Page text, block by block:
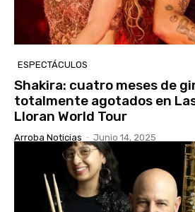
ESPECTÁCULOS
Shakira: cuatro meses de
totalmente agotados en
Lloran World Tour
Arroba Noticias - Junio 14, 2025